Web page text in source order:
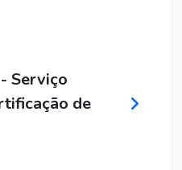
Serviço
de